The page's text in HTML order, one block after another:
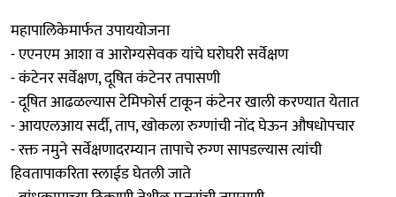
महापालिकेमार्फत उपाययोजना
- एएनएम आशा व आरोग्यसेवक यांचे घरोघरी सर्वेक्षण
- कंटेनर सर्वेक्षण, दूषित कंटेनर तपासणी
- दूषित आढळल्यास टेमिफोर्स टाकून कंटेनर खाली करण्यात येतात
- आयएलआय सर्दी, ताप, खोकला रुग्णांची नोंद घेऊन औषधोपचार
- रक्त नमुने सर्वेक्षणादरम्यान तापाचे रुग्ण सापडल्यास त्यांची
हिवतापाकरिता स्लाईड घेतली जाते